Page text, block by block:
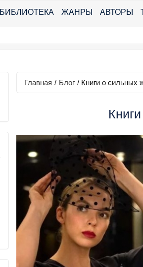
БИБЛИОТЕКА ЖАНРЫ АВТОРЫ
Главная / Блог / Книги о